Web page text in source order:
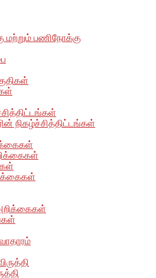
பணிநோக்கு
நிகழ்ச்சித்திட்டங்கள்